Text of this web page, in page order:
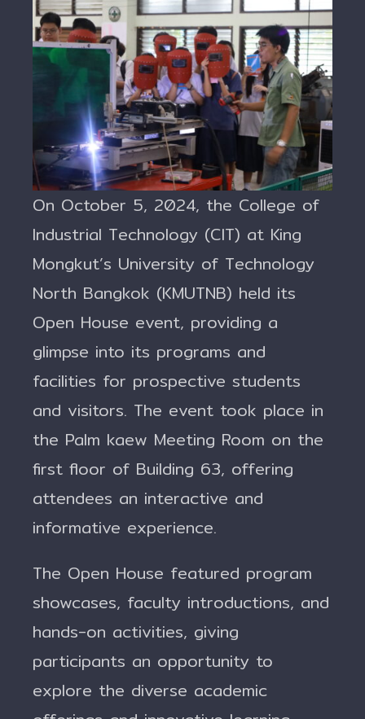
On October 5, 2024, the College of
Industrial Technology (CIT) at King
Mongkut’s University of Technology
North Bangkok (KMUTNB) held its
Open House event, providing a
glimpse into its programs and
facilities for prospective students
and visitors. The event took place in
the Palm kaew Meeting Room on the
first floor of Building 63, offering
attendees an interactive and
informative experience.
The Open House featured program
showcases, faculty introductions, and
hands-on activities, giving
participants an opportunity to
explore the diverse academic